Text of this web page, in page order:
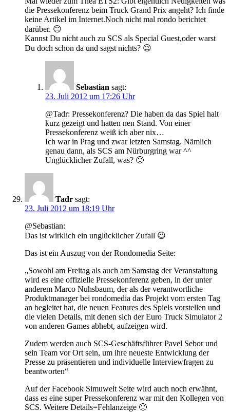
die Pressekonferenz beim Truck Grand Prix angeht? Ich finde
keine Artikel im Internet.Noch nicht mal rondo berichtet
darüber. 😐
Kannst Du nicht auch zu SCS als Special Guest,oder warst
Du doch schon da und sagst nichts? 😉
Sebastian sagt:
23. Juli 2012 um 17:26 Uhr
@Tadr: Pressekonferenz? Die haben da das Spiel halt
kurz gezeigt und hatten nen Stand. Von einer
Pressekonferenz weiß ich aber nix…
Ich war in Prag und zwar letzten Samstag. Nämlich
genau dann, als SCS am Nürburgring war ^^
Unglücklicher Zufall, was? 🙂
Tadr sagt:
23. Juli 2012 um 18:19 Uhr
@Sebastian:
Das ist wirklich ein unglücklicher Zufall 😉
Das ist ein Auszug von der Rondomedia Seite:
„Sowohl am Freitag als auch am Samstag der Veranstaltung
wird es eine offizielle Pressekonferenz geben, in der unter
anderem Marco Nuhsbaum, der als der verantwortliche
Produktmanager bei rondomedia das Projekt vom ersten Tag
an begleitet hat, die neuen Features des Spiels vorstellen und
die vielen Details, mit denen sich der Euro Truck Simulator 2
von anderen Games abhebt, aufzeigen wird.
Zudem werden auch SCS-Geschäftsführer Pavel Sebor und
sein Team vor Ort sein, um ihre neueste Entwicklung der
Presse zu präsentieren und individuelle Interviewfragen zu
beantworten“
Auf der Facebook Simuwelt Seite wird auch noch erwähnt,
dass es eine super Pressekonferenz war mit den Kollegen von
SCS. Weitere Details=Fehlanzeige 🙁